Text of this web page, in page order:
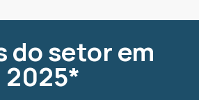
do setor em
2025*